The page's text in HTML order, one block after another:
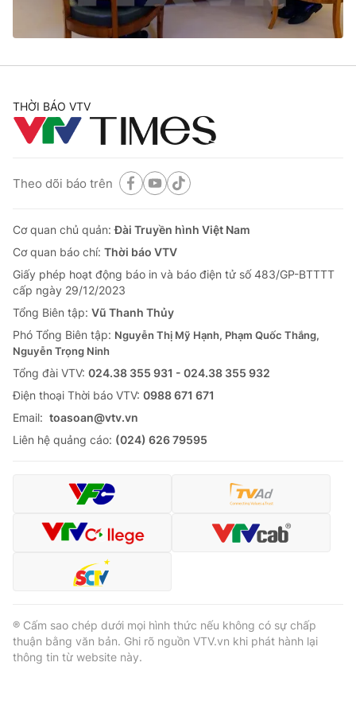
Thị trường 24h Tấm lòng Việt
VTV9
Liên hệ tòa soạn English
THỜI BÁO VTV
Theo dõi báo trên
Cơ quan chủ quản:
Cơ quan báo chí:Thời báo VTV
Giấy phép hoạt động báo in và báo điện tử số 483/GP-BTTTT
cấp ngày 29/12/2023
Tổng Biên tập:Vũ Thanh Thủy
Tổng đài VTV:024.38 355 931 - 024.38 355 932
Ðiện thoại Thời báo VTV:
toasoan@vtv.vn
Liên hệ quảng cáo:
THỜI BÁO VTV
Theo dõi báo trên
Cơ quan chủ quản:Đài Truyền hình Việt Nam
Cơ quan báo chí: Thời báo VTV
Giấy phép hoạt động báo in và báo điện tử số 483/GP-BTTTT
cấp ngày 29/12/2023
Tổng Biên tập: Vũ Thanh Thủy
Phó Tổng Biên tập: Nguyễn Thị Mỹ Hạnh, Phạm Quốc Thắng,
Nguyễn Trọng Ninh
Tổng đài VTV: 024.38 355 931 - 024.38 355 932
Ðiện thoại Thời báo VTV: 0988 671 671
Email: toasoan@vtv.vn
Liên hệ quảng cáo: (024) 626 79595
® Cấm sao chép dưới mọi hình thức nếu không có sự chấp
thuận bằng văn bản. Ghi rõ nguồn VTV.vn khi phát hành lại
thông tin từ website này.